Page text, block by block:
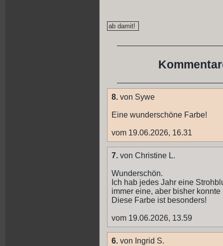
8. von Sywe
Eine wunderschöne Farbe!
vom 19.06.2026, 16.31
7. von Christine L.
Wunderschön.
Ich hab jedes Jahr eine
immer eine, aber bisher
Diese Farbe ist besonders!
vom 19.06.2026, 13.59
6. von Ingrid S.